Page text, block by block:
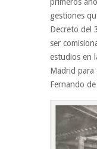
primeros
gestiones
Decreto del
ser
estudios en
Madrid para
Fernando